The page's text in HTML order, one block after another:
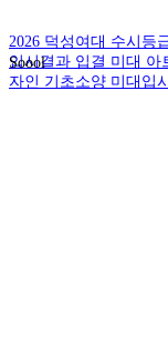
2026 덕성여대 수시등
입시결과 입결 미대 아
자인 기초소양 미대입
Soool